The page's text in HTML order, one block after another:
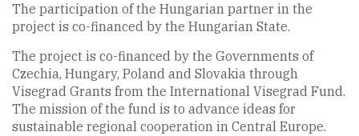
The participation of the Hungarian partner in the
project is co-financed by the Hungarian State.
The project is co-financed by the Governments of
Czechia, Hungary, Poland and Slovakia through
Visegrad Grants from the International Visegrad Fund.
The mission of the fund is to advance ideas for
sustainable regional cooperation in Central Europe.